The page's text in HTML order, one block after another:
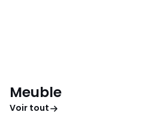
Meuble
Voir tout